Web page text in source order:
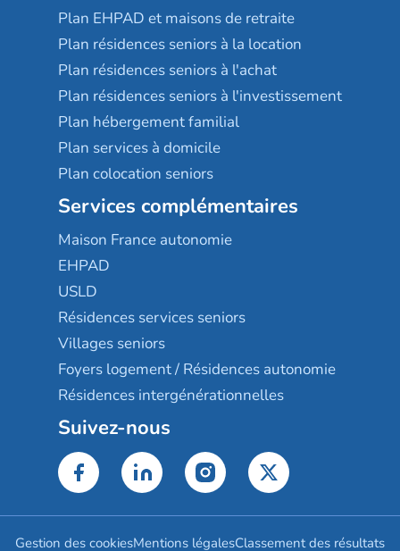
Plan EHPAD et maisons de retraite
Plan résidences seniors à la location
Plan résidences seniors à l'achat
Plan résidences seniors à l'investissement
Plan hébergement familial
Plan services à domicile
Plan colocation seniors
Services complémentaires
Maison France autonomie
EHPAD
USLD
Résidences services seniors
Villages seniors
Foyers logement / Résidences autonomie
Résidences intergénérationnelles
Suivez-nous
Gestion des cookiesMentions légalesClassement des résultats